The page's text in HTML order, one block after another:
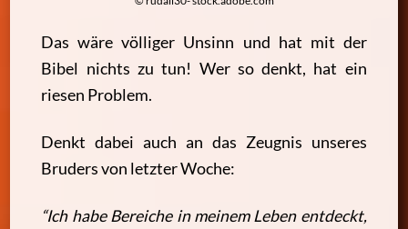
Das wäre völliger Unsinn und hat mit der
Bibel nichts zu tun! Wer so denkt, hat ein
riesen Problem.
Denkt dabei auch an das Zeugnis unseres
Bruders von letzter Woche:
“Ich habe Bereiche in meinem Leben entdeckt,